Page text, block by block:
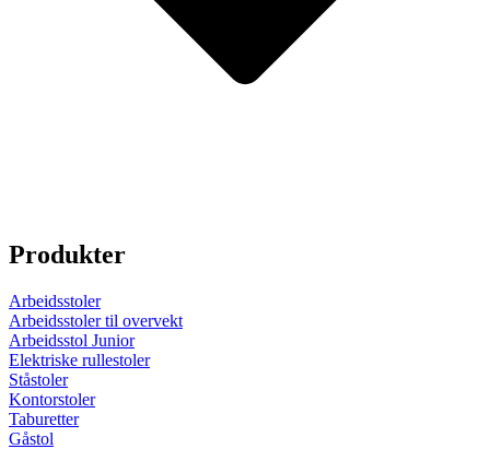
Produkter
Arbeidsstoler
Arbeidsstoler til overvekt
Arbeidsstol Junior
Elektriske rullestoler
Ståstoler
Kontorstoler
Taburetter
Gåstol